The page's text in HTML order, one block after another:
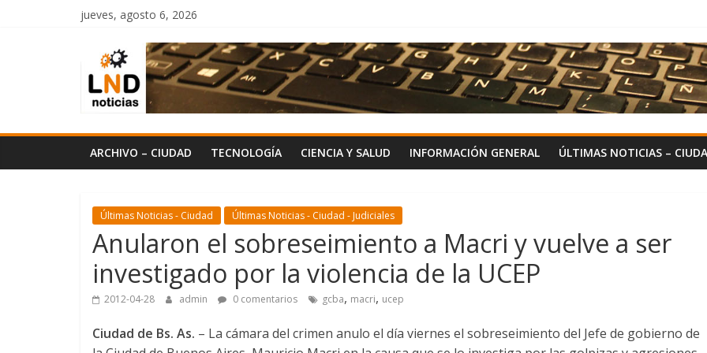
jueves, agosto 6, 2026
LND
Noticias
ARCHIVO – CIUDAD TECNOLOGÍA CIENCIA Y SALUD INFORMACIÓN GENERAL ÚLTIMAS NOTICIAS –
Últimas Noticias - Ciudad Últimas Noticias - Ciudad - Judiciales
Anularon el sobreseimiento a Macri y vuelve a ser
investigado por la violencia de la UCEP
2012-04-28 admin 0 comentarios gcba, macri, ucep
Ciudad de Bs. As. – La cámara del crimen anulo el día viernes el sobreseimiento del Jefe de gobierno de